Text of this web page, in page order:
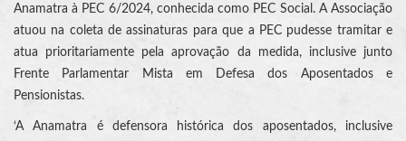
Anamatra à PEC 6/2024, conhecida como PEC Social. A Associação
atuou na coleta de assinaturas para que a PEC pudesse tramitar e
atua prioritariamente pela aprovação da medida, inclusive junto
Frente Parlamentar Mista em Defesa dos Aposentados e
Pensionistas.
‘A Anamatra é defensora histórica dos aposentados, inclusive